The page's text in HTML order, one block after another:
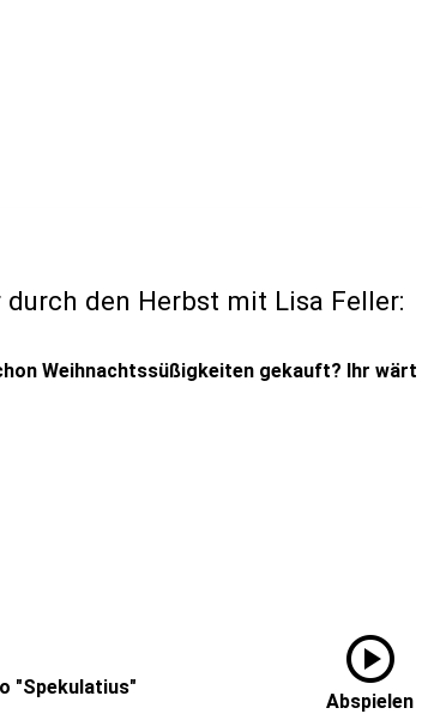
den Herbst mit Lisa Feller:
Weihnachtssüßigkeiten gekauft? Ihr wärt
"Spekulatius"
play_circle
Abspielen